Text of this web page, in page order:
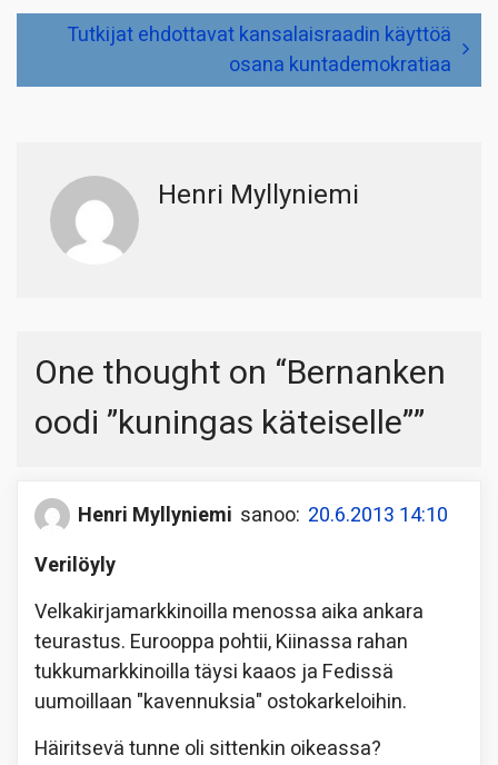
Tutkijat ehdottavat kansalaisraadin käyttöä
osana kuntademokratiaa
Henri Myllyniemi
One thought on “Bernanken
oodi ”kuningas käteiselle””
Henri Myllyniemi sanoo: 20.6.2013 14:10
Verilöyly
Velkakirjamarkkinoilla menossa aika ankara
teurastus. Eurooppa pohtii, Kiinassa rahan
tukkumarkkinoilla täysi kaaos ja Fedissä
uumoillaan "kavennuksia" ostokarkeloihin.
Häiritsevä tunne oli sittenkin oikeassa?